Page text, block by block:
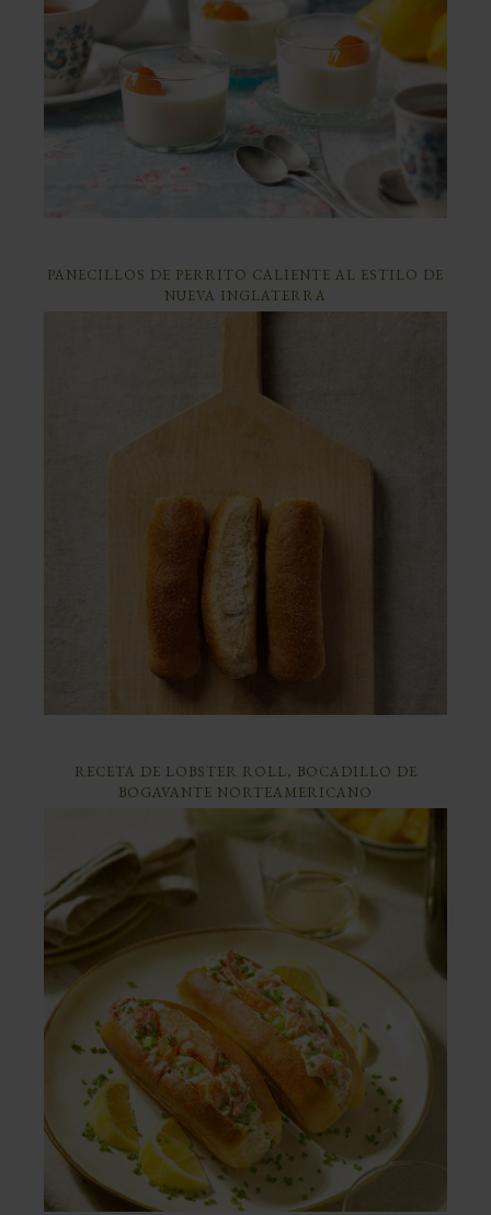
PANECILLOS DE PERRITO CALIENTE AL ESTILO DE
NUEVA INGLATERRA
RECETA DE LOBSTER ROLL, BOCADILLO DE
BOGAVANTE NORTEAMERICANO